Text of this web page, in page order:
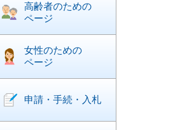
高齢者のための
ページ
女性のための
ページ
申請・手続・入札